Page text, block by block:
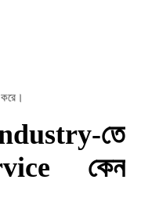
তে
কেন